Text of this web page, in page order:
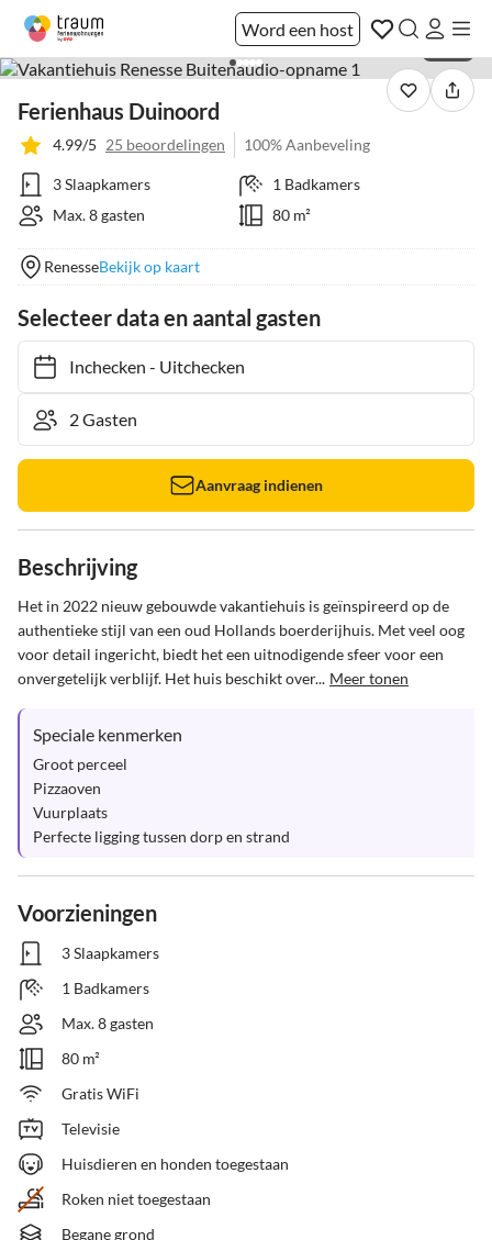
Word een host
Ferienhaus Duinoord
4.99/5 25 beoordelingen 100% Aanbeveling
3 Slaapkamers
1 Badkamers
Max. 8 gasten
80 m²
RenesseBekijk op kaart
Selecteer data en aantal gasten
Inchecken- Uitchecken
Aanvraag indienen
Beschrijving
Het in 2022 nieuw gebouwde vakantiehuis is geïnspireerd op de
authentieke stijl van een oud Hollands boerderijhuis. Met veel oog
voor detail ingericht, biedt het een uitnodigende sfeer voor een
onvergetelijk verblijf. Het huis beschikt over... Meer tonen
Speciale kenmerken
Groot perceel
Pizzaoven
Vuurplaats
Perfecte ligging tussen dorp en strand
Voorzieningen
3 Slaapkamers
1 Badkamers
Max. 8 gasten
80 m²
Gratis WiFi
Televisie
Huisdieren en honden toegestaan
Roken niet toegestaan
Begane grond